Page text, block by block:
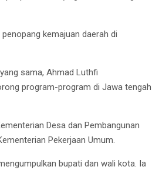
kemajuan daerah di
sama, Ahmad Luthfi
program-program di Jawa tengah
Desa dan Pembangunan
Pekerjaan Umum.
bupati dan wali kota. Ia